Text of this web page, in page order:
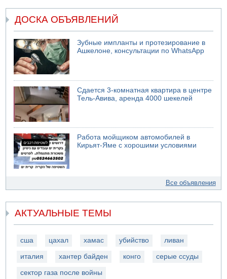
ДОСКА ОБЪЯВЛЕНИЙ
Зубные импланты и протезирование в
Ашкелоне, консультации по WhatsApp
Сдается 3-комнатная квартира в центре
Тель-Авива, аренда 4000 шекелей
Работа мойщиком автомобилей в
Кирьят-Яме с хорошими условиями
Все объявления
АКТУАЛЬНЫЕ ТЕМЫ
сша цахал хамас убийство ливан
италия хантер байден конго серые ссуды
сектор газа после войны